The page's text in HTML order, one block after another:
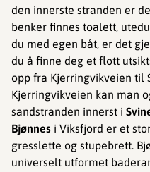
den innerste stranden er
benker finnes toalett,
du med egen båt, er det
du å finne deg et flott
opp fra Kjerringvikveien til
Kjerringvikveien kan man
sandstranden innerst i
Bjønnes i Viksfjord er et
gresslette og stupebrett.
universelt utformet